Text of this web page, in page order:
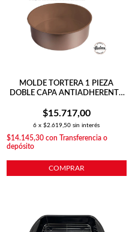
MOLDE TORTERA 1 PIEZA
DOBLE CAPA ANTIADHERENTE
$15.717,00
6 x$2.619,50 sin interés
$14.145,30con Transferencia o
depósito
COMPRAR